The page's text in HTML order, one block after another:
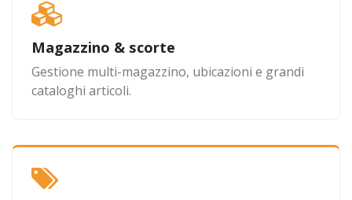
Magazzino & scorte
Gestione multi-magazzino, ubicazioni e grandi
cataloghi articoli.